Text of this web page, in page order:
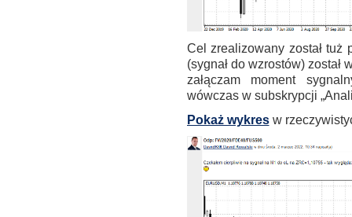
Cel zrealizowany został tuż
(sygnał do wzrostów)
załączam moment
wówczas w subskrypcji
Pokaż wykresw